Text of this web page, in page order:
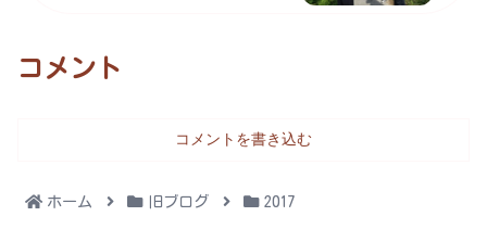
コメント
コメントを書き込む
ホーム 旧ブログ 2017